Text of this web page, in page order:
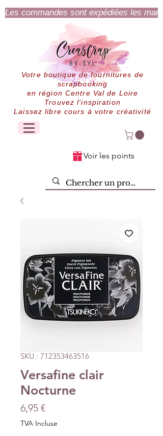
Les commandes sont expédiées les
Votre boutique de fournitures de
scrapbooking
en région Centre Val de Loire
Trouvez l'inspiration
Laissez libre cours à votre créativité
Voir les points
SKU : 712353463516
Versafine clair
Nocturne
6,95 €Prix
TVA Incluse